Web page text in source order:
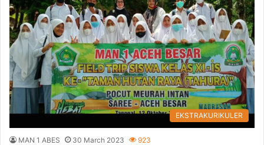
EKSTRAKURIKULER
MAN 1 ABES 30 March 2023 923